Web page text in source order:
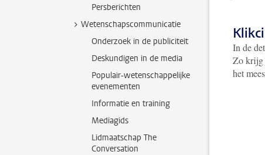
Persberichten
Wetenschapscommunicatie
Onderzoek in de publiciteit
Deskundigen in de media
Populair-wetenschappelijke
evenementen
Informatie en training
Mediagids
Lidmaatschap The
Conversation
In de
Zo krijg
het